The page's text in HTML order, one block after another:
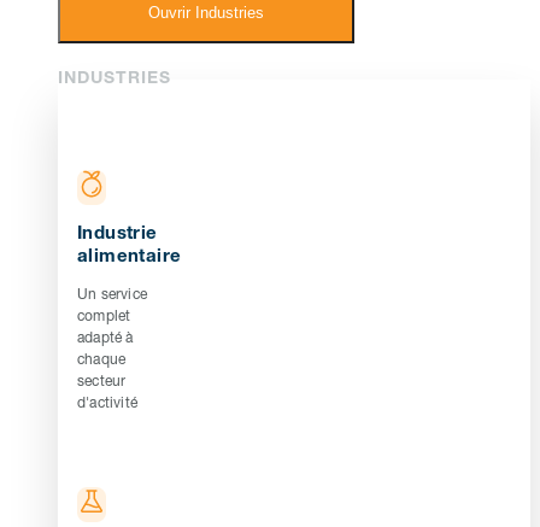
Ouvrir Industries
INDUSTRIES
Industrie
alimentaire
Un service
complet
adapté à
chaque
secteur
d'activité